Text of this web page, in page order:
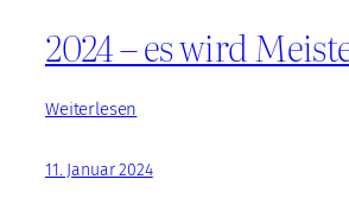
2024 – es wird
Weiterlesen
11. Januar 2024